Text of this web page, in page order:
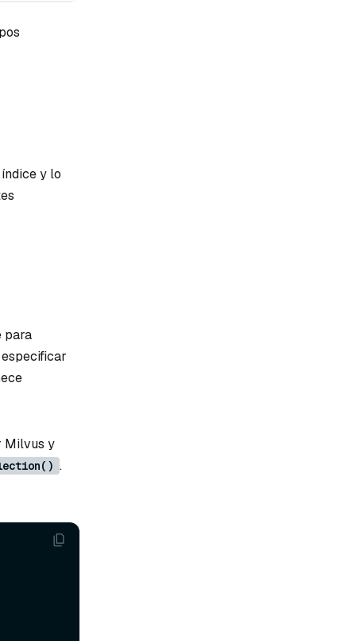
y lo
para
Milvus y
.